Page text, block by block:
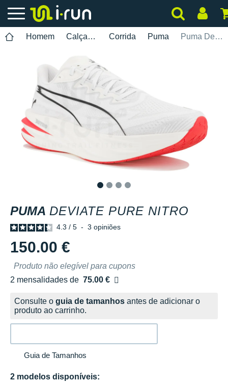
Homem Calçados Corrida Puma Puma Deviate Pure Nitro
PUMA DEVIATE PURE NITRO
4.3 / 5 - 3 opiniões
150.00 €
Produto não elegível para cupons
2 mensalidades de 75.00 €
sem custos
Consulte o guia de tamanhos antes de adicionar o
produto ao carrinho.
Guia de Tamanhos
2 modelos disponíveis: